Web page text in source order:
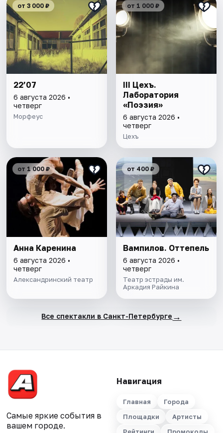
от 3 000 ₽
22’07
6 августа 2026 •
четверг
Морфеус
от 1 000 ₽
III Цехъ.
Лаборатория
«Поэзия»
6 августа 2026 •
четверг
Цехъ
от 1 000 ₽
Анна Каренина
6 августа 2026 •
четверг
Александринский театр
от 400 ₽
Вампилов. Оттепель
6 августа 2026 •
четверг
Театр эстрады им.
Аркадия Райкина
Все спектакли в Санкт-Петербурге →
Самые яркие события в
вашем городе.
Навигация
Главная
Города
Площадки
Артисты